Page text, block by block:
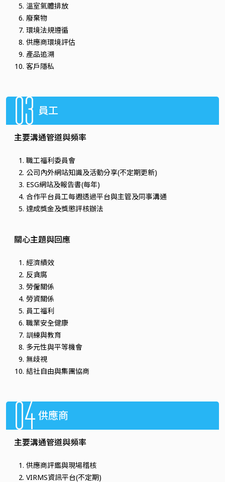
溫室氣體排放
廢棄物
環境法規遵循
供應商環境評估
產品追溯
客戶隱私
03 員工
主要溝通管道與頻率
職工福利委員會
公司內外網站知識及活動分享(不定期更新)
ESG網站及報告書(每年)
合作平台員工每週透過平台與主管及同事溝通
達成獎金及獎懲評核辦法
關心主題與回應
經濟績效
反貪腐
勞僱關係
勞資關係
員工福利
職業安全健康
訓練與教育
多元性與平等機會
無歧視
結社自由與集團協商
04供應商
主要溝通管道與頻率
供應商評鑑與現場稽核
VIRMS資訊平台(不定期)